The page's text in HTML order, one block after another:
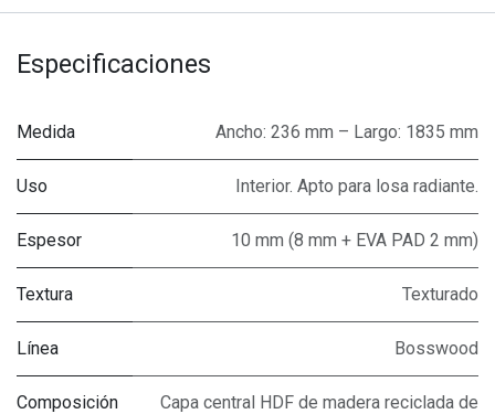
Especificaciones
Medida Ancho: 236 mm – Largo: 1835 mm
Uso Interior. Apto para losa radiante.
Espesor 10 mm (8 mm + EVA PAD 2 mm)
Textura Texturado
Línea Bosswood
Composición
Capa central HDF de madera reciclada de